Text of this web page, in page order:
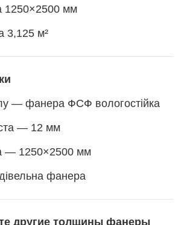
1250×2500 мм
3,125 м²
— фанера ФСФ вологостійка
— 12 мм
— 1250×2500 мм
фанера
другие толщины фанеры